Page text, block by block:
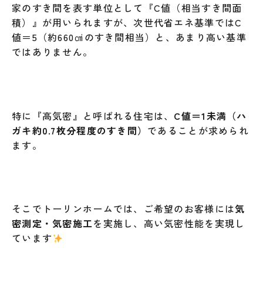
家のすき間を表す単位として『C値（相当すき間面
積）』が用いられますが、次世代省エネ基準ではC
値＝5（約660㎠のすき間相当）と、あまり高い基準
ではありません。
特に『高気密』と呼ばれる住宅は、 C値＝1未満（ハ
ガキ約0.7枚分程度のすき間） であることが求められ
ます。
そこでトーリンホームでは、ご希望のお客様には気
密測定・気密施工を実施し、高い気密性能を実現し
ています